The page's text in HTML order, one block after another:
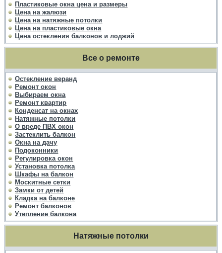
Пластиковые окна цена и размеры
Цена на жалюзи
Цена на натяжные потолки
Цена на пластиковые окна
Цена остекления балконов и лоджий
Все о ремонте
Остекление веранд
Ремонт окон
Выбираем окна
Ремонт квартир
Конденсат на окнах
Натяжные потолки
О вреде ПВХ окон
Застеклить балкон
Окна на дачу
Подоконники
Регулировка окон
Установка потолка
Шкафы на балкон
Москитные сетки
Замки от детей
Кладка на балконе
Ремонт балконов
Утепление балкона
Натяжные потолки